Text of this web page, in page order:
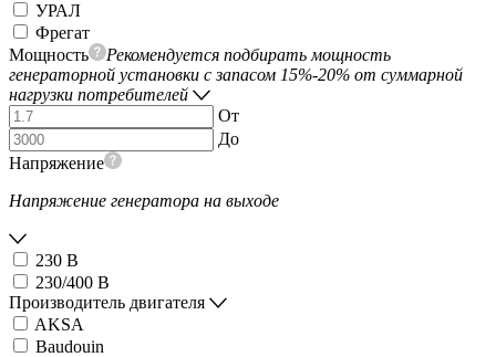
УРАЛ
Фрегат
Мощность
Рекомендуется подбирать мощность
генераторной установки с запасом 15%-20% от суммарной
нагрузки потребителей
От
До
Напряжение
Напряжение генератора на выходе
230 В
230/400 В
Производитель двигателя
AKSA
Baudouin